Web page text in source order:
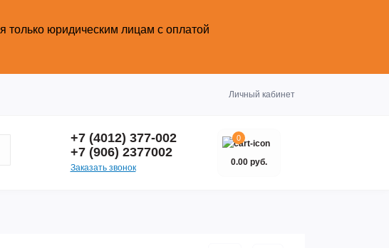
только юридическим лицам с оплатой
Личный кабинет
+7 (4012) 377-002
+7 (906) 2377002
Заказать звонок
0
0.00 руб.